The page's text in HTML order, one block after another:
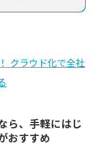
クラウド化で全社
ら、手軽にはじ
おすすめ